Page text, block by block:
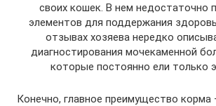
своих кошек. В нем недостаточно
элементов для поддержания
отзывах хозяева нередко
диагностирования мочекаменной
которые постоянно ели только
Конечно, главное преимущество корма